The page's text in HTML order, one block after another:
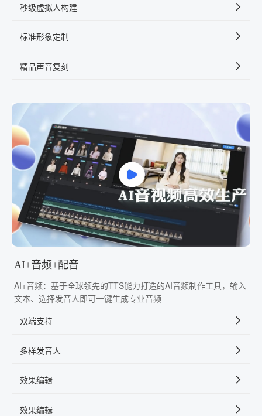
秒级虚拟人构建
标准形象定制
精品声音复刻
AI+音频+配音
AI+音频：基于全球领先的TTS能力打造的AI音频制作工具，输入
文本、选择发音人即可一键生成专业音频
双端支持
多样发音人
效果编辑
效果编辑